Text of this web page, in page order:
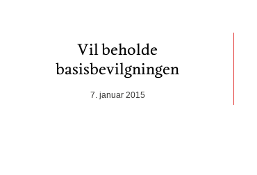
Vil beholde
basisbevilgningen
7. januar 2015